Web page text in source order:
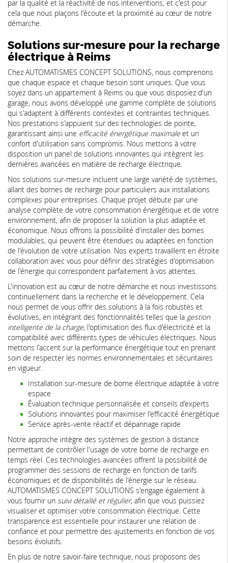
par la qualité et la réactivité de nos interventions, et c'est pour
cela que nous plaçons l'écoute et la proximité au cœur de notre
démarche.
Solutions sur-mesure pour la recharge
électrique à Reims
Chez AUTOMATISMES CONCEPT SOLUTIONS, nous comprenons
que chaque espace et chaque besoin sont uniques. Que vous
soyez dans un appartement à Reims ou que vous disposiez d'un
garage, nous avons développé une gamme complète de solutions
qui s'adaptent à différents contextes et contraintes techniques.
Nos prestations s'appuient sur des technologies de pointe,
garantissant ainsi une efficacité énergétique maximale et un
confort d'utilisation sans compromis. Nous mettons à votre
disposition un panel de solutions innovantes qui intègrent les
dernières avancées en matière de recharge électrique.
Nos solutions sur-mesure incluent une large variété de systèmes,
allant des bornes de recharge pour particuliers aux installations
complexes pour entreprises. Chaque projet débute par une
analyse complète de votre consommation énergétique et de votre
environnement, afin de proposer la solution la plus adaptée et
économique. Nous offrons la possibilité d'installer des bornes
modulables, qui peuvent être étendues ou adaptées en fonction
de l'évolution de votre utilisation. Nos experts travaillent en étroite
collaboration avec vous pour définir des stratégies d'optimisation
de l'énergie qui correspondent parfaitement à vos attentes.
L'innovation est au cœur de notre démarche et nous investissons
continuellement dans la recherche et le développement. Cela
nous permet de vous offrir des solutions à la fois robustes et
évolutives, en intégrant des fonctionnalités telles que la gestion
intelligente de la charge, l'optimisation des flux d'électricité et la
compatibilité avec différents types de véhicules électriques. Nous
mettons l'accent sur la performance énergétique tout en prenant
soin de respecter les normes environnementales et sécuritaires
en vigueur.
Installation sur-mesure de borne électrique adaptée à votre
espace
Évaluation technique personnalisée et conseils d'experts
Solutions innovantes pour maximiser l'efficacité énergétique
Service après-vente réactif et dépannage rapide
Notre approche intègre des systèmes de gestion à distance
permettant de contrôler l'usage de votre borne de recharge en
temps réel. Ces technologies avancées offrent la possibilité de
programmer des sessions de recharge en fonction de tarifs
économiques et de disponibilités de l'énergie sur le réseau.
AUTOMATISMES CONCEPT SOLUTIONS s'engage également à
vous fournir un suivi détaillé et régulier, afin que vous puissiez
visualiser et optimiser votre consommation électrique. Cette
transparence est essentielle pour instaurer une relation de
confiance et pour permettre des ajustements en fonction de vos
besoins évolutifs.
En plus de notre savoir-faire technique, nous proposons des